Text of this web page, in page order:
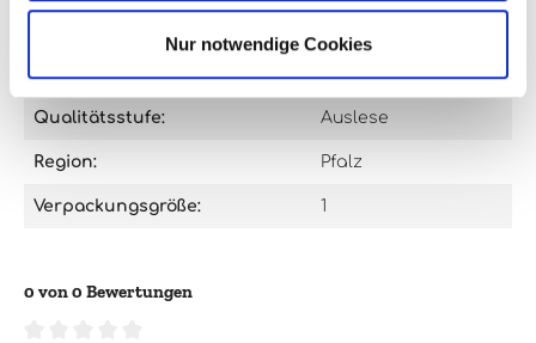
Nur notwendige Cookies
Land: Deutschland
Qualitätsstufe: Auslese
Region: Pfalz
Verpackungsgröße: 1
0 von 0 Bewertungen